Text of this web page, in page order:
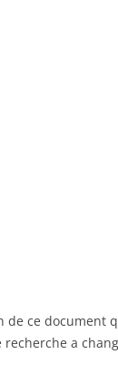
de ce document
a